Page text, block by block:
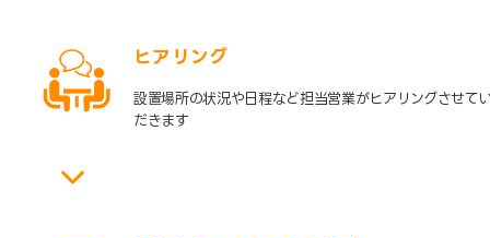
ヒアリング
設置場所の状況や日程など担当営業がヒアリングさせて
だきます